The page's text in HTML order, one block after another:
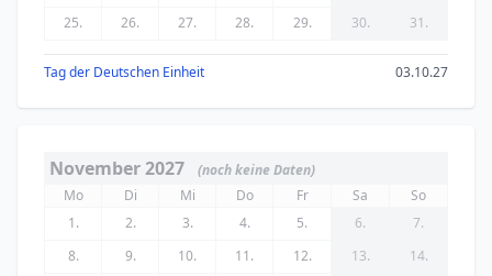
25.
26. 27. 28. 29. 30. 31.
Tag der Deutschen Einheit 03.10.27
November 2027
(noch keine Daten)
Mo
Di Mi Do Fr Sa
So
1.
2. 3. 4. 5. 6.
7.
8.
9. 10. 11. 12. 13.
14.